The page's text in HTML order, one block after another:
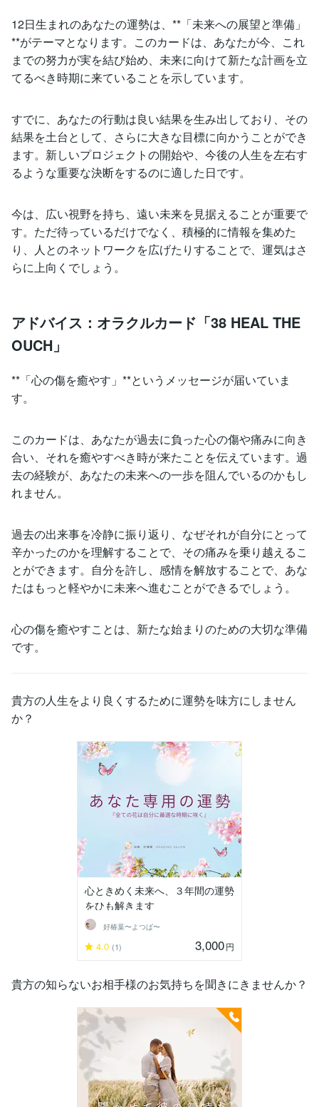
12日生まれのあなたの運勢は、**「未来への展望と準備」
**がテーマとなります。このカードは、あなたが今、これ
までの努力が実を結び始め、未来に向けて新たな計画を立
てるべき時期に来ていることを示しています。
すでに、あなたの行動は良い結果を生み出しており、その
結果を土台として、さらに大きな目標に向かうことができ
ます。新しいプロジェクトの開始や、今後の人生を左右す
るような重要な決断をするのに適した日です。
今は、広い視野を持ち、遠い未来を見据えることが重要で
す。ただ待っているだけでなく、積極的に情報を集めた
り、人とのネットワークを広げたりすることで、運気はさ
らに上向くでしょう。
アドバイス：オラクルカード「38 HEAL THE
OUCH」
**「心の傷を癒やす」**というメッセージが届いていま
す。
このカードは、あなたが過去に負った心の傷や痛みに向き
合い、それを癒やすべき時が来たことを伝えています。過
去の経験が、あなたの未来への一歩を阻んでいるのかもし
れません。
過去の出来事を冷静に振り返り、なぜそれが自分にとって
辛かったのかを理解することで、その痛みを乗り越えるこ
とができます。自分を許し、感情を解放することで、あな
たはもっと軽やかに未来へ進むことができるでしょう。
心の傷を癒やすことは、新たな始まりのための大切な準備
です。
貴方の人生をより良くするために運勢を味方にしません
か？
心ときめく未来へ、３年間の運勢
をひも解きます
好椿葉〜よつば〜
4.0 (1) 3,000円
貴方の知らないお相手様のお気持ちを聞きにきませんか？